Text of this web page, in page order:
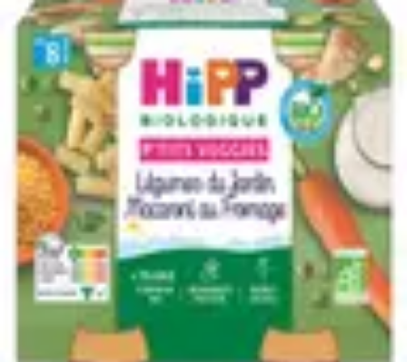
Guide du Fromage
Dégustation et TechniquesAccords et AssociationsAccords et
DégustationGuide Pratique
Guide du Fromage